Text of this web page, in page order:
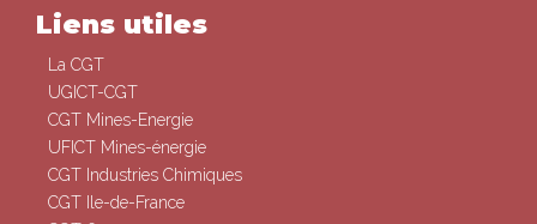
Liens utiles
La CGT
UGICT-CGT
CGT Mines-Energie
UFICT Mines-énergie
CGT Industries Chimiques
CGT Ile-de-France